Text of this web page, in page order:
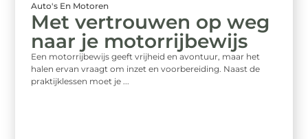
Auto's En Motoren
Met vertrouwen op weg
naar je motorrijbewijs
Een motorrijbewijs geeft vrijheid en avontuur, maar het
halen ervan vraagt om inzet en voorbereiding. Naast de
praktijklessen moet je ...